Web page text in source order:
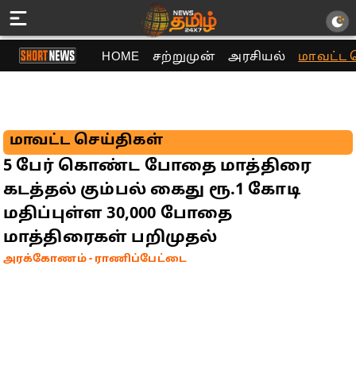
HOME சற்றுமுன் அரசியல் மாவட்ட
மாவட்ட செய்திகள்
5 பேர் கொண்ட போதை மாத்திரை
கடத்தல் கும்பல் கைது ரூ.1 கோடி
மதிப்புள்ள 30,000 போதை
மாத்திரைகள் பறிமுதல்
அரக்கோணம் - ராணிப்பேட்டை